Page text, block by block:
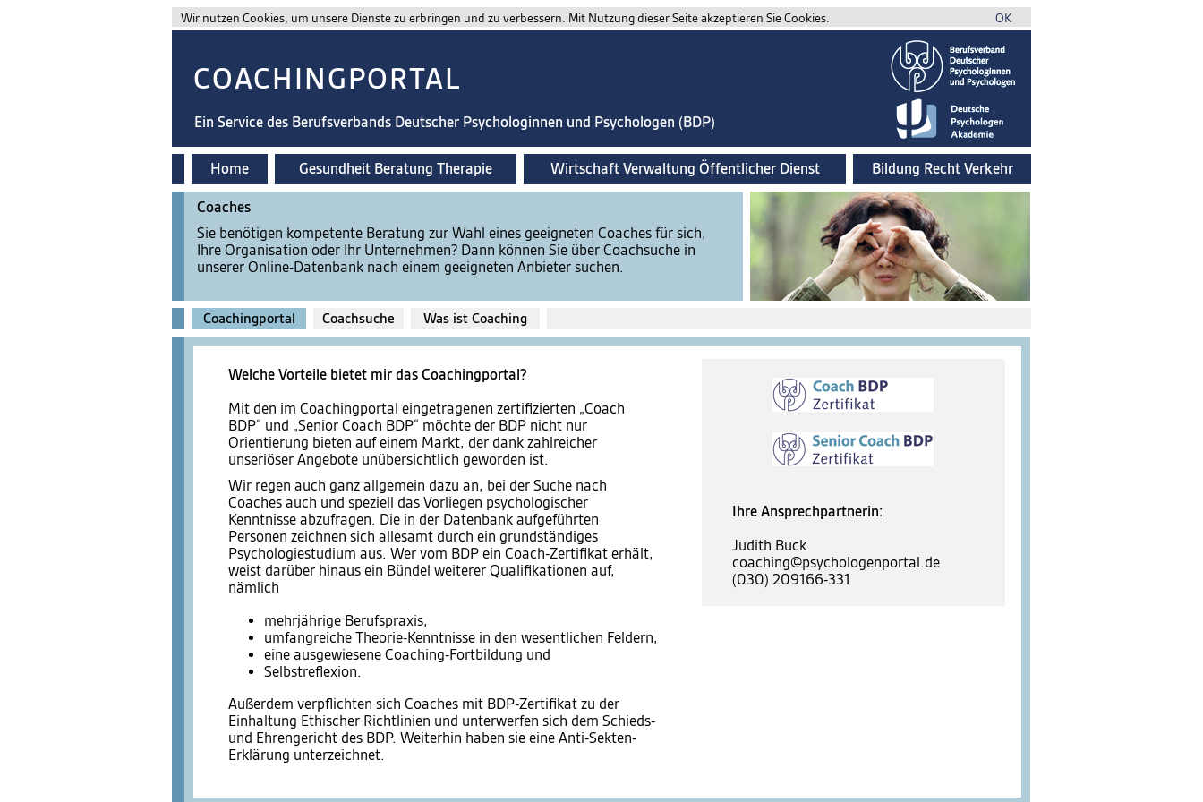
Wir nutzen Cookies, um unsere Dienste zu erbringen und zu verbessern. Mit Nutzung dieser Seite akzeptieren Sie Cookies. OK
COACHINGPORTAL
Ein Service des Berufsverbands Deutscher Psychologinnen und Psychologen (BDP)
Home Gesundheit Beratung Therapie Wirtschaft Verwaltung Öffentlicher Dienst Bildung Recht Verkehr
Coaches
Sie benötigen kompetente Beratung zur Wahl eines geeigneten Coaches für sich,
Ihre Organisation oder Ihr Unternehmen? Dann können Sie über Coachsuche in
unserer Online-Datenbank nach einem geeigneten Anbieter suchen.
Coachingportal Coachsuche Was ist Coaching
Welche Vorteile bietet mir das Coachingportal?
Mit den im Coachingportal eingetragenen zertifizierten „Coach
BDP“ und „Senior Coach BDP“ möchte der BDP nicht nur
Orientierung bieten auf einem Markt, der dank zahlreicher
unseriöser Angebote unübersichtlich geworden ist.
Wir regen auch ganz allgemein dazu an, bei der Suche nach
Coaches auch und speziell das Vorliegen psychologischer
Kenntnisse abzufragen. Die in der Datenbank aufgeführten
Personen zeichnen sich allesamt durch ein grundständiges
Psychologiestudium aus. Wer vom BDP ein Coach-Zertifikat erhält,
weist darüber hinaus ein Bündel weiterer Qualifikationen auf,
nämlich
mehrjährige Berufspraxis,
umfangreiche Theorie-Kenntnisse in den wesentlichen Feldern,
eine ausgewiesene Coaching-Fortbildung und
Selbstreflexion.
Außerdem verpflichten sich Coaches mit BDP-Zertifikat zu der
Einhaltung Ethischer Richtlinien und unterwerfen sich dem Schieds-
und Ehrengericht des BDP. Weiterhin haben sie eine Anti-Sekten-
Erklärung unterzeichnet.
Ihre Ansprechpartnerin:
Judith Buck
coaching@psychologenportal.de
(030) 209166-331